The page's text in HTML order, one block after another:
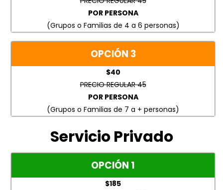
POR PERSONA
(Grupos o Familias de 4 a 6 personas)
OPCIÓN 3
$40
PRECIO REGULAR 45
POR PERSONA
(Grupos o Familias de 7 a + personas)
Servicio Privado
OPCIÓN 1
$185